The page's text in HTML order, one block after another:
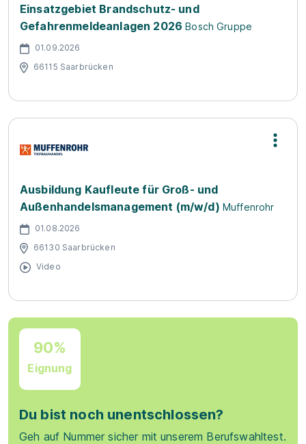
Einsatzgebiet Brandschutz- und
Gefahrenmeldeanlagen 2026 Bosch Gruppe
01.09.2026
66115 Saarbrücken
Ausbildung Kaufleute für Groß- und
Außenhandelsmanagement (m/w/d) Muffenrohr
01.08.2026
66130 Saarbrücken
Video
90%
Eignung
Du bist noch unentschlossen?
Geh auf Nummer sicher mit unserem Berufswahltest.